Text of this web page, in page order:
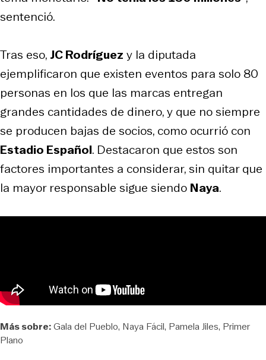
sentenció.
Tras eso, JC Rodríguez y la diputada
ejemplificaron que existen eventos para solo 80
personas en los que las marcas entregan
grandes cantidades de dinero, y que no siempre
se producen bajas de socios, como ocurrió con
Estadio Español. Destacaron que estos son
factores importantes a considerar, sin quitar que
la mayor responsable sigue siendo Naya.
Más sobre:Gala del Pueblo Naya Fácil Pamela Jiles Primer
Plano